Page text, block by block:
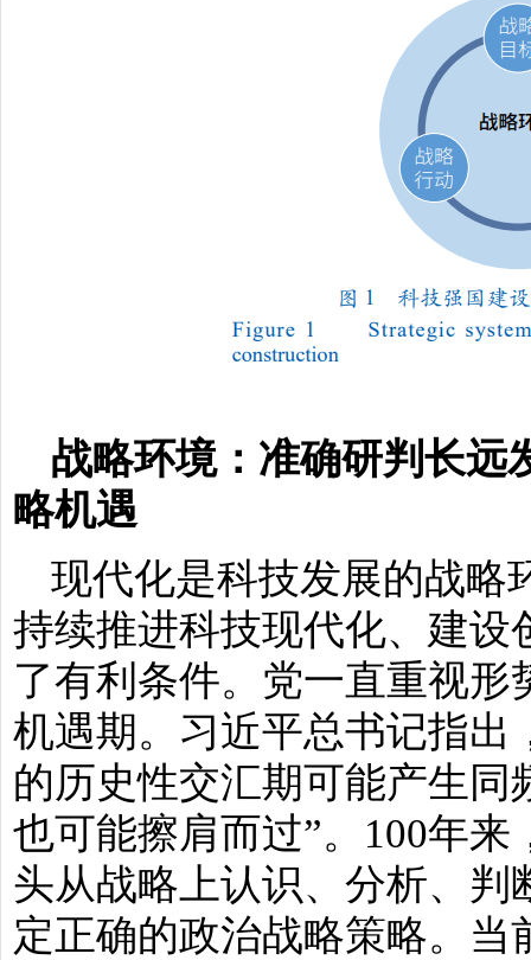
战略环境：准确研判长远
略机遇
现代化是科技发展的战略
持续推进科技现代化、建
了有利条件。党一直重视
机遇期。习近平总书记指出
的历史性交汇期可能产生
也可能擦肩而过”。100年
头从战略上认识、分析、
定正确的政治战略策略。